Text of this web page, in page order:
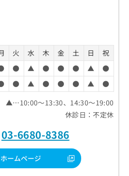
火 水 木 金 土 日
祝
● ▲ ● ● ● ▲
●
● ▲ ● ● ● ▲
●
▲…10:00～13:30、14:30～19:00
休診日：不定休
03-6680-8386
ホームページ